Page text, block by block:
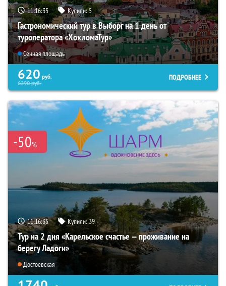
11:16:34 Купили:5
Гастрономический тур в Выборг на 1 день от
туроператора «ХохломаТур»
Сенная площадь
620 руб.
6290руб.
ПОДРОБНЕЕ
-50%
11:16:34 Купили:39
Тур на 2 дня «Карельское счастье — проживание на
берегу Ладоги»
Достоевская